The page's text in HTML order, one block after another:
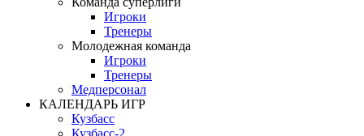
Игроки
Тренеры
Молодежная команда
Игроки
Тренеры
Медперсонал
КАЛЕНДАРЬ ИГР
Кузбасс
Кузбасс-2